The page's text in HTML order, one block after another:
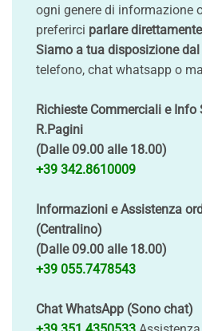
ogni genere di informazione
preferirci parlare
Siamo a tua disposizione
telefono, chat whatsapp o
Richieste Commerciali e Info
R.Pagini
(Dalle 09.00 alle 18.00)
+39 342.8610009
Informazioni e Assistenza
(Centralino)
(Dalle 09.00 alle 18.00)
+39 055.7478543
Chat WhatsApp (Sono chat)